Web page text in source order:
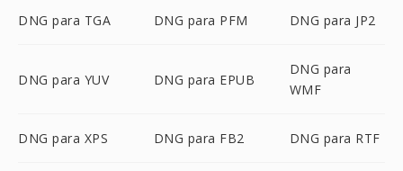
DNG para TGA DNG para PFM DNG para JP2
DNG para YUV DNG para EPUB
DNG para
WMF
DNG para XPS DNG para FB2 DNG para RTF